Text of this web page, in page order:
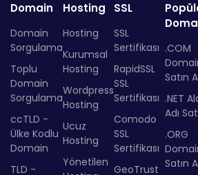
Domain
Domain
Sorgulama
Toplu
Domain
Sorgulama
ccTLD -
Ülke Kodlu
Domain
TLD -
Hosting
Hosting
Kurumsal
Hosting
Wordpress
Hosting
Ucuz
Hosting
Yönetilen
SSL
SSL
Sertifikası
RapidSSL
SSL
Sertifikası
Comodo
SSL
Sertifikası
GeoTrust
.COM
Satın
.NET
Adı
.ORG
Satın